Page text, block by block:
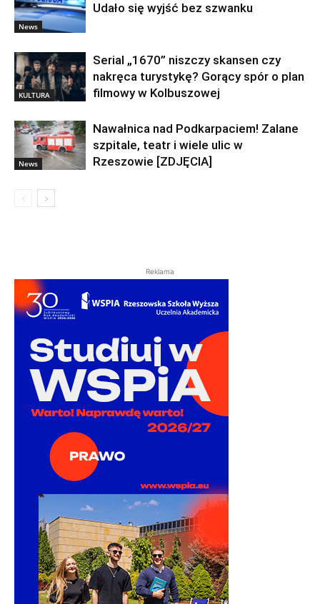
News
Udało się wyjść bez szwanku
KULTURA
Serial „1670” niszczy skansen czy
nakręca turystykę? Gorący spór o plan
filmowy w Kolbuszowej
News
Nawałnica nad Podkarpaciem! Zalane
szpitale, teatr i wiele ulic w
Rzeszowie [ZDJĘCIA]
Reklama